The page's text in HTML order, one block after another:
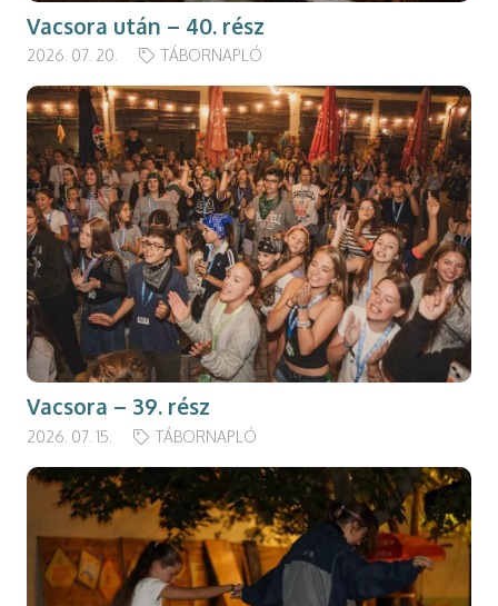
Vacsora után – 40. rész
2026. 07. 20. TÁBORNAPLÓ
Vacsora – 39. rész
2026. 07. 15. TÁBORNAPLÓ